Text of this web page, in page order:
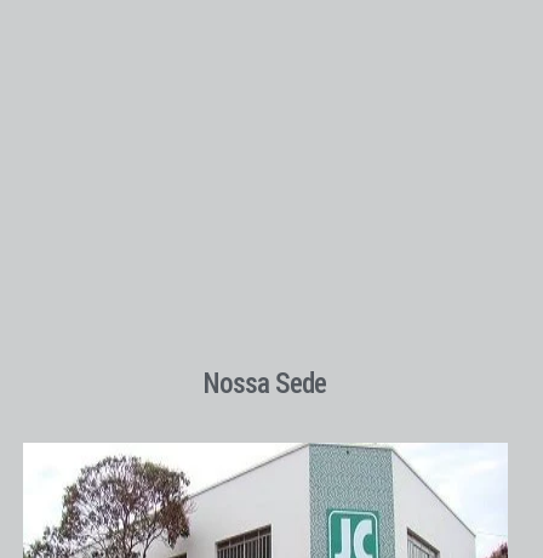
Nossa Sede